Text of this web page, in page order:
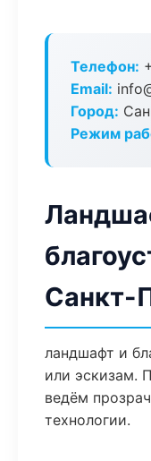
Телефон:
Email:
Город:
Режим
Санкт-
ландшафт и
или эскизам.
ведём
технологии.